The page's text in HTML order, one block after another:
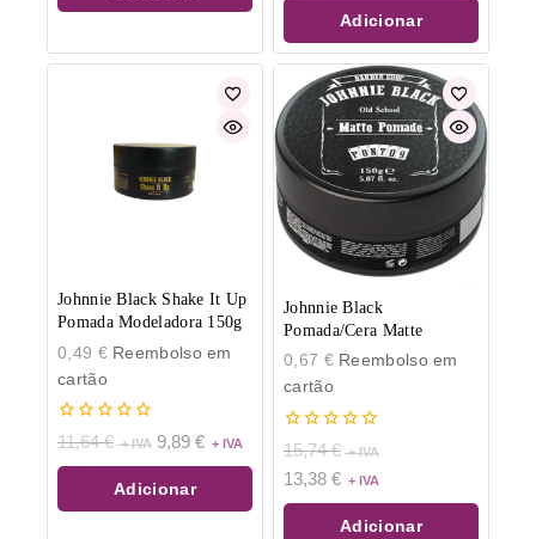
Adicionar
Johnnie Black Shake It Up
Pomada Modeladora 150g
0,49 €Reembolso em
cartão
0
de
5
11,64€ 9,89 €
Adicionar
Johnnie Black
Pomada/Cera Matte
0,67 €Reembolso em
cartão
0
de
5
15,74€
13,38 €
Adicionar